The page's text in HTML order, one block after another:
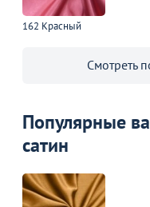
162 Красный
Смотреть
Популярные
сатин